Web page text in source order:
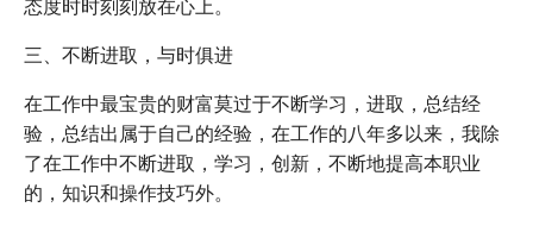
态度时时刻刻放在心上。
三、不断进取，与时俱进
在工作中最宝贵的财富莫过于不断学习，进取，总结经
验，总结出属于自己的经验，在工作的八年多以来，我除
了在工作中不断进取，学习，创新，不断地提高本职业
的，知识和操作技巧外。